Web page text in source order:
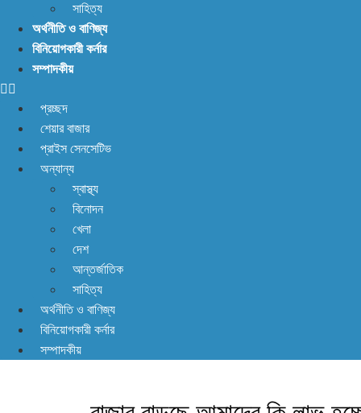
সাহিত্য
অর্থনীতি ও বাণিজ্য
বিনিয়োগকারী কর্নার
সম্পাদকীয়
প্রচ্ছদ
শেয়ার বাজার
প্রাইস সেনসেটিভ
অন্যান্য
স্বাস্থ্য
বিনোদন
খেলা
দেশ
আন্তর্জাতিক
সাহিত্য
অর্থনীতি ও বাণিজ্য
বিনিয়োগকারী কর্নার
সম্পাদকীয়